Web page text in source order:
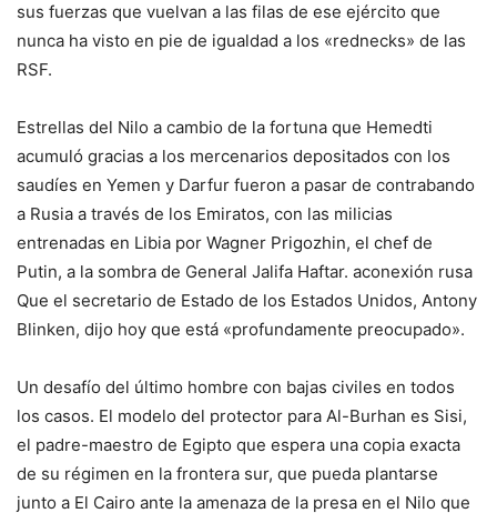
sus fuerzas que vuelvan a las filas de ese ejército que
nunca ha visto en pie de igualdad a los «rednecks» de las
RSF.
Estrellas del Nilo a cambio de la fortuna que Hemedti
acumuló gracias a los mercenarios depositados con los
saudíes en Yemen y Darfur fueron a pasar de contrabando
a Rusia a través de los Emiratos, con las milicias
entrenadas en Libia por Wagner Prigozhin, el chef de
Putin, a la sombra de General Jalifa Haftar. aconexión rusa
Que el secretario de Estado de los Estados Unidos, Antony
Blinken, dijo hoy que está «profundamente preocupado».
Un desafío del último hombre con bajas civiles en todos
los casos. El modelo del protector para Al-Burhan es Sisi,
el padre-maestro de Egipto que espera una copia exacta
de su régimen en la frontera sur, que pueda plantarse
junto a El Cairo ante la amenaza de la presa en el Nilo que